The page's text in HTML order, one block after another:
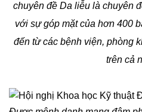
chuyên đề Da liễu là chuyên
với sự góp mặt của hơn 400
đến từ các bệnh viện, phòng
trên cả